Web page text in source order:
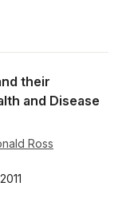
their
and Disease
Ross
2011